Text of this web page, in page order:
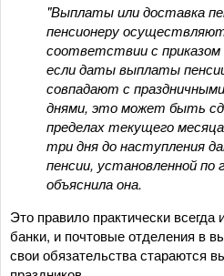
"Выплаты или доставка
пенсионеру
соответствии с
если даты выплаты
совпадают с
днями, это может быть
пределах текущего
три дня до наступления
пенсии, установленной
объяснила она.
Это правило практически
банки, и почтовые отделения в
свои обязательства стараются